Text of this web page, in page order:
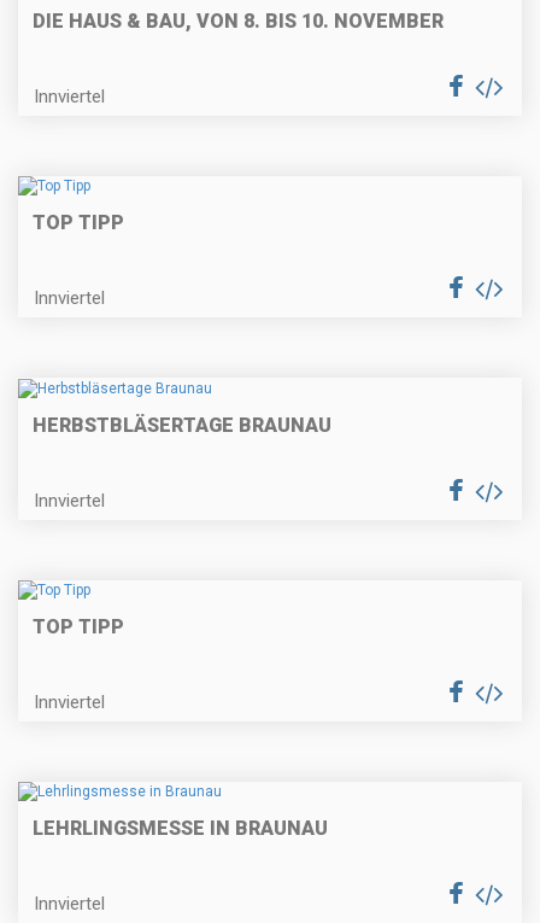
DIE HAUS & BAU, VON 8. BIS 10. NOVEMBER
Innviertel
TOP TIPP
Innviertel
HERBSTBLÄSERTAGE BRAUNAU
Innviertel
TOP TIPP
Innviertel
LEHRLINGSMESSE IN BRAUNAU
Innviertel